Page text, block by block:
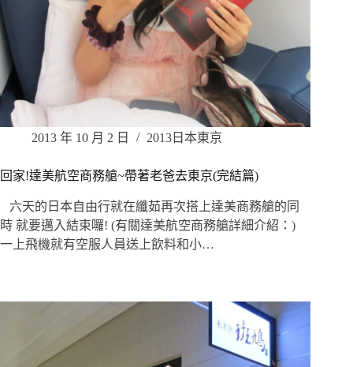
2013 年 10 月 2 日 2013日本東京
回家!達美航空商務艙~帶著老爸去東京(完結篇)
六天的日本自由行就在纖茹再次搭上達美商務艙的同
時 就要邁入結束囉! (有關達美航空商務艙詳細介紹：)
一上飛機就有空服人員送上飲料和小…